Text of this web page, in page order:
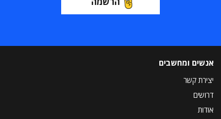
אנשים ומחשבים
יצירת קשר
דרושים
אודות